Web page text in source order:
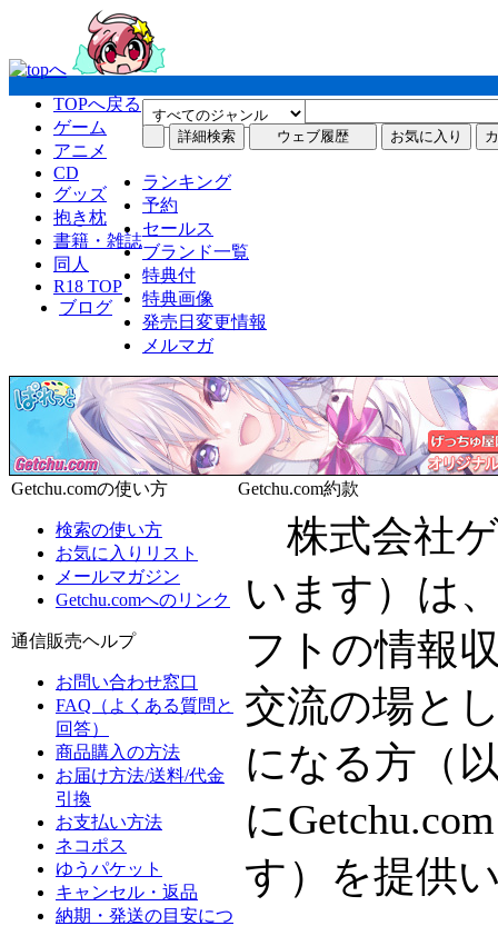
TOPへ戻る
ゲーム
アニメ
CD
グッズ
抱き枕
書籍・雑誌
同人
R18 TOP
ブログ
詳細検索 ウェブ履歴 お気に入り
ランキング
予約
セールス
ブランド一覧
特典付
特典画像
発売日変更情報
メルマガ
Getchu.comの使い方
検索の使い方
お気に入りリスト
メールマガジン
Getchu.comへのリンク
通信販売ヘルプ
お問い合わせ窓口
FAQ（よくある質問と
回答）
商品購入の方法
お届け方法/送料/代金
引換
お支払い方法
ネコポス
ゆうパケット
キャンセル・返品
納期・発送の目安につ
Getchu.com約款
株式会社
います）は
フトの情報
交流の場と
になる方（
に
す）を提供